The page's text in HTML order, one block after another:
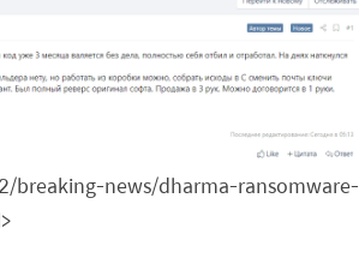
breaking-news/dharma-ransomware-